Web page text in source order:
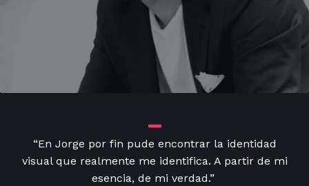
“En Jorge por fin pude encontrar la identidad
visual que realmente me identifica. A partir de mi
esencia, de mi verdad.”